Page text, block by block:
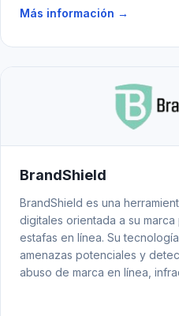
Más información →
BrandShield
BrandShield es una
digitales orientada a su
estafas en línea. Su
amenazas potenciales y
abuso de marca en línea,